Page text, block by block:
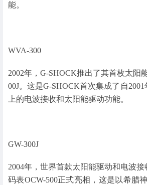
能。
WVA-300
2002年，G-SHOCK推出了其首枚太阳
00J。这是G-SHOCK首次集成了自
上的电波接收和太阳能驱动功能。
GW-300J
2004年，世界首款太阳能驱动和电波
码表OCW-500正式亮相，这是以希腊